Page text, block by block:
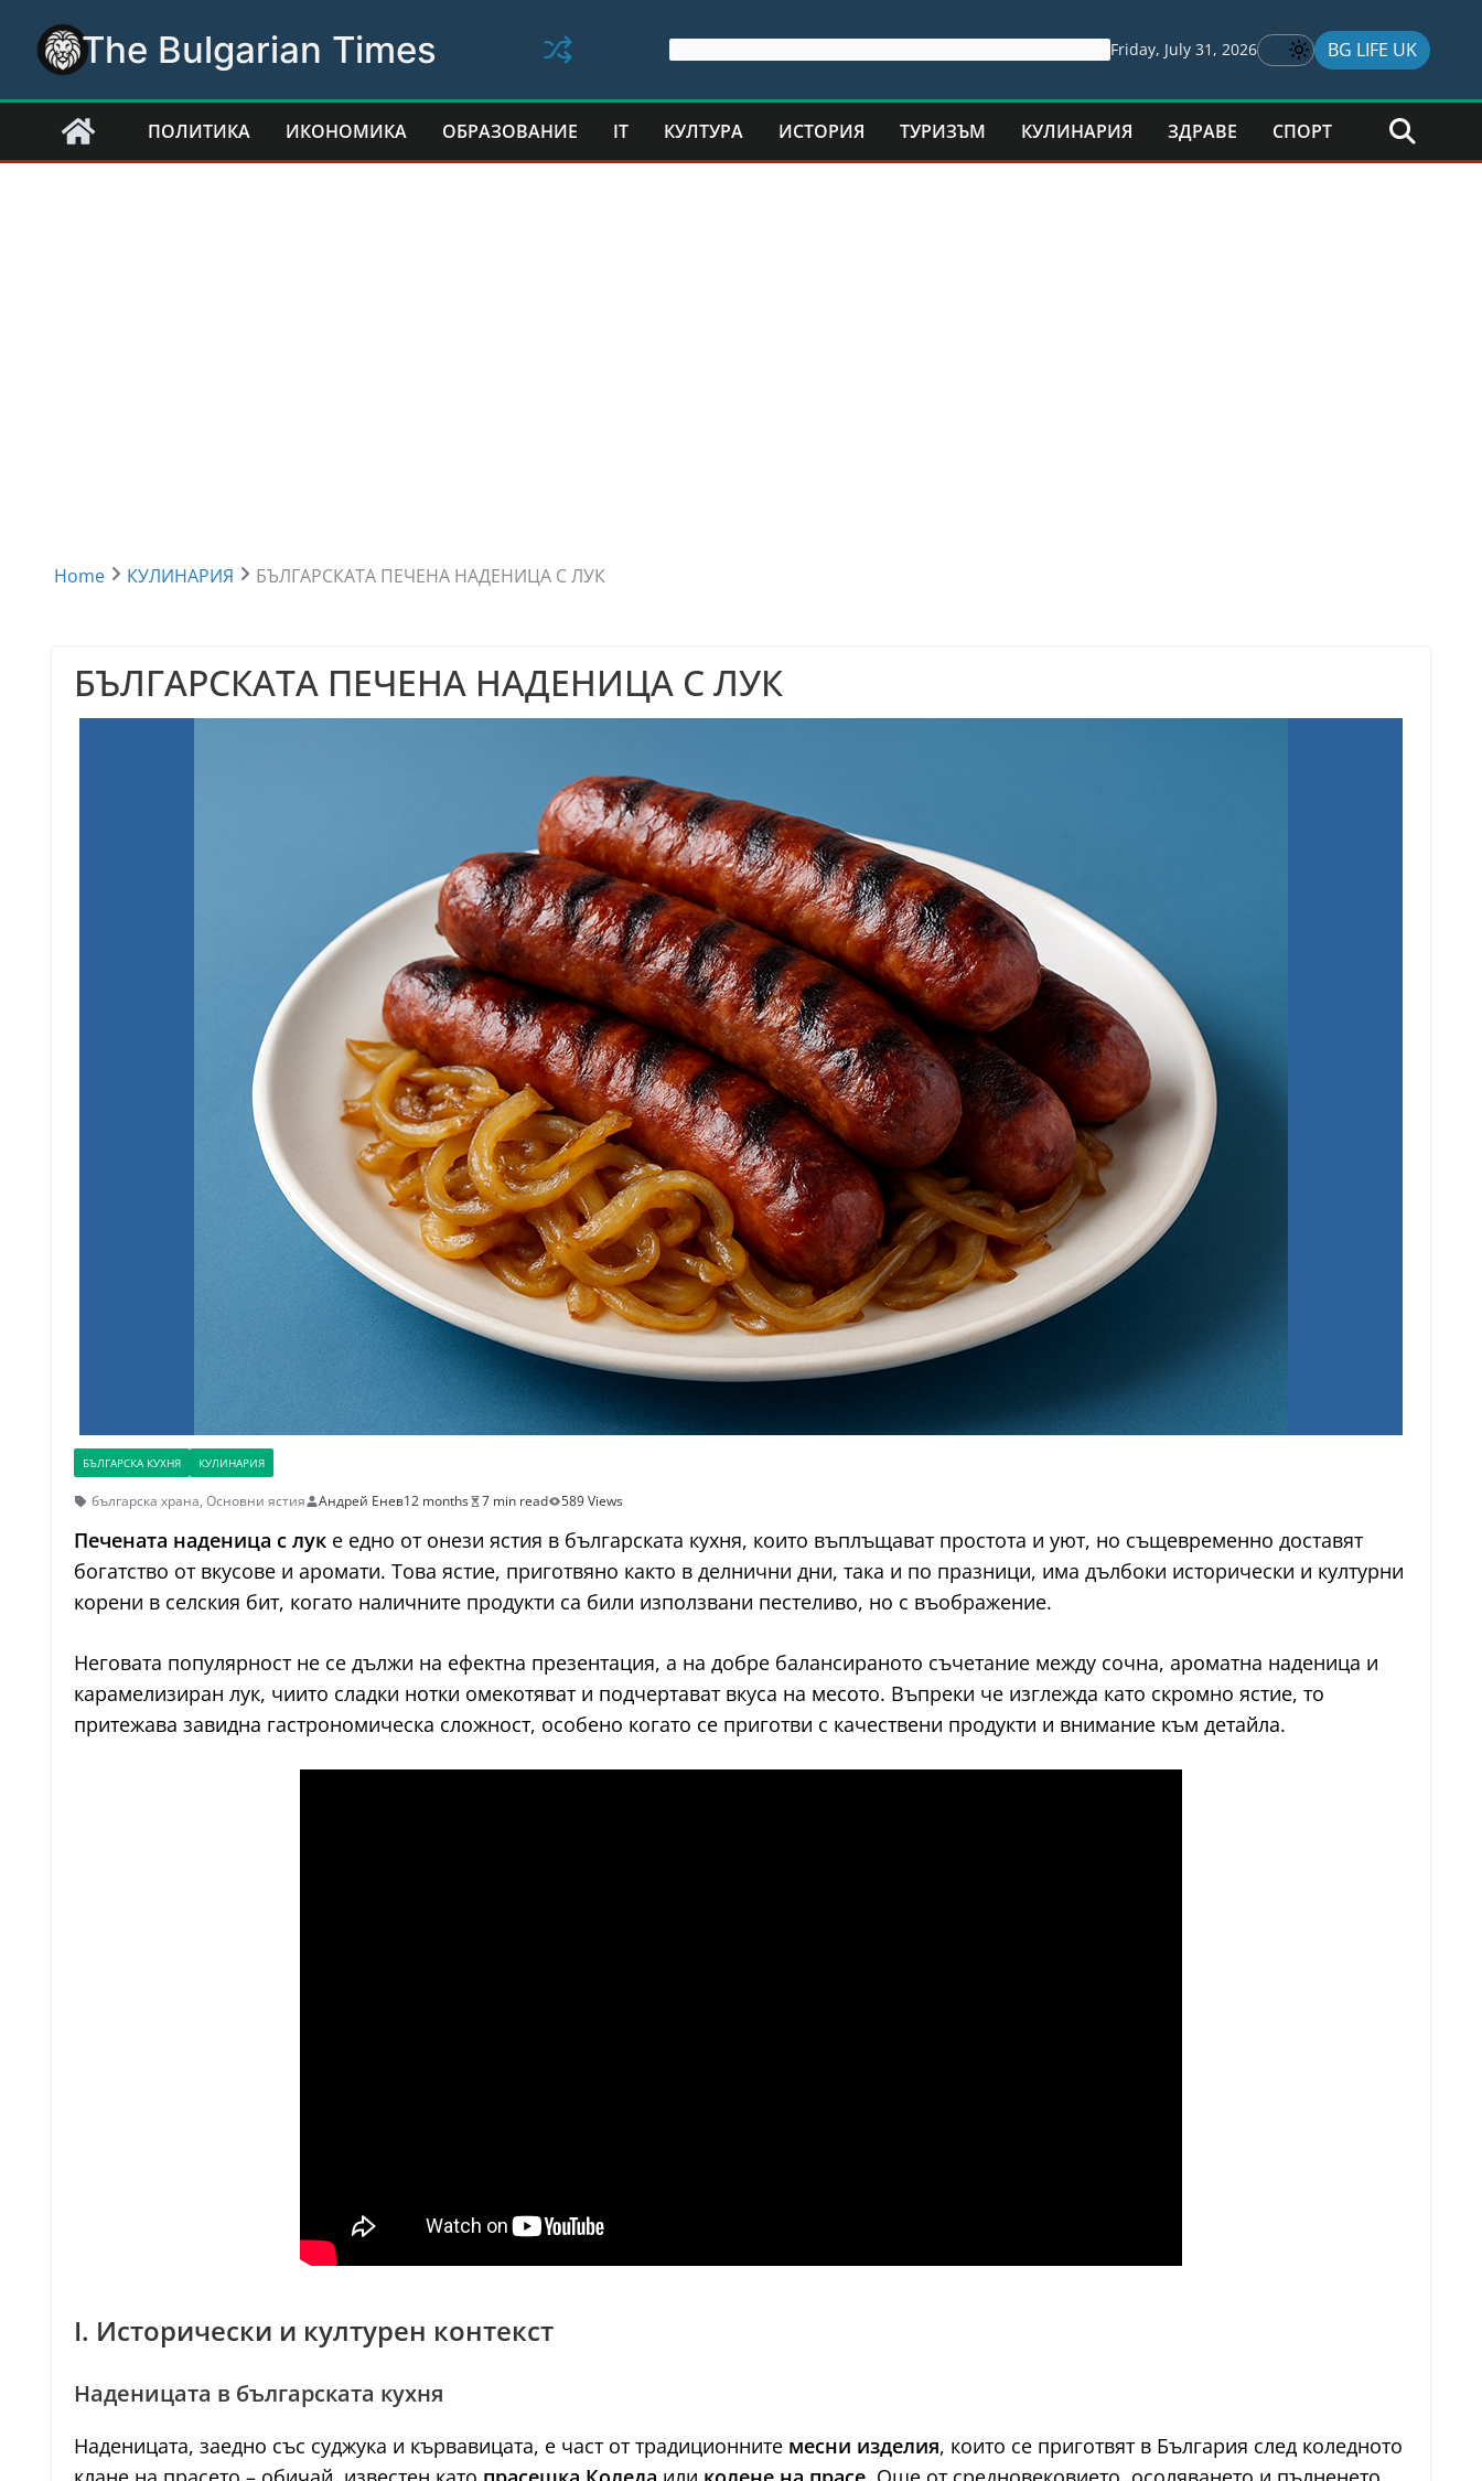
content
The Bulgarian Times Friday, July 31, 2026 BG LIFE UK
ПОЛИТИКА ИКОНОМИКА ОБРАЗОВАНИЕ IT КУЛТУРА ИСТОРИЯ ТУРИЗЪМ КУЛИНАРИЯ ЗДРАВЕ СПОРТ
Home КУЛИНАРИЯ БЪЛГАРСКАТА ПЕЧЕНА НАДЕНИЦА С ЛУК
БЪЛГАРСКАТА ПЕЧЕНА НАДЕНИЦА С ЛУК
БЪЛГАРСКА КУХНЯ КУЛИНАРИЯ
българска храна, Основни ястия Андрей Енев12 months 7 min read 589 Views
Печената наденица с лук е едно от онези ястия в българската кухня, които въплъщават простота и уют, но същевременно доставят
богатство от вкусове и аромати. Това ястие, приготвяно както в делнични дни, така и по празници, има дълбоки исторически и културни
корени в селския бит, когато наличните продукти са били използвани пестеливо, но с въображение.
Неговата популярност не се дължи на ефектна презентация, а на добре балансираното съчетание между сочна, ароматна наденица и
карамелизиран лук, чиито сладки нотки омекотяват и подчертават вкуса на месото. Въпреки че изглежда като скромно ястие, то
притежава завидна гастрономическа сложност, особено когато се приготви с качествени продукти и внимание към детайла.
I. Исторически и културен контекст
Наденицата в българската кухня
Наденицата, заедно със суджука и кървавицата, е част от традиционните месни изделия, които се приготвят в България след коледното